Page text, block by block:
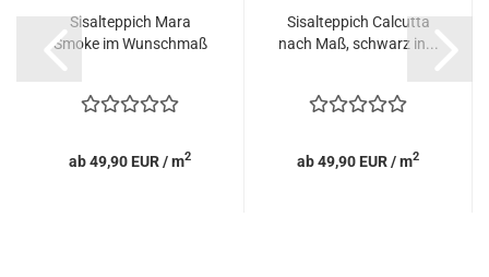
Sisalteppich Mara
Smoke im Wunschmaß
ab 49,90 EUR / m2
Sisalteppich Calcutta
nach Maß, schwarz in...
ab 49,90 EUR / m2